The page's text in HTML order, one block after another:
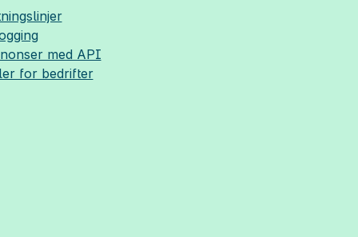
med API
for bedrifter